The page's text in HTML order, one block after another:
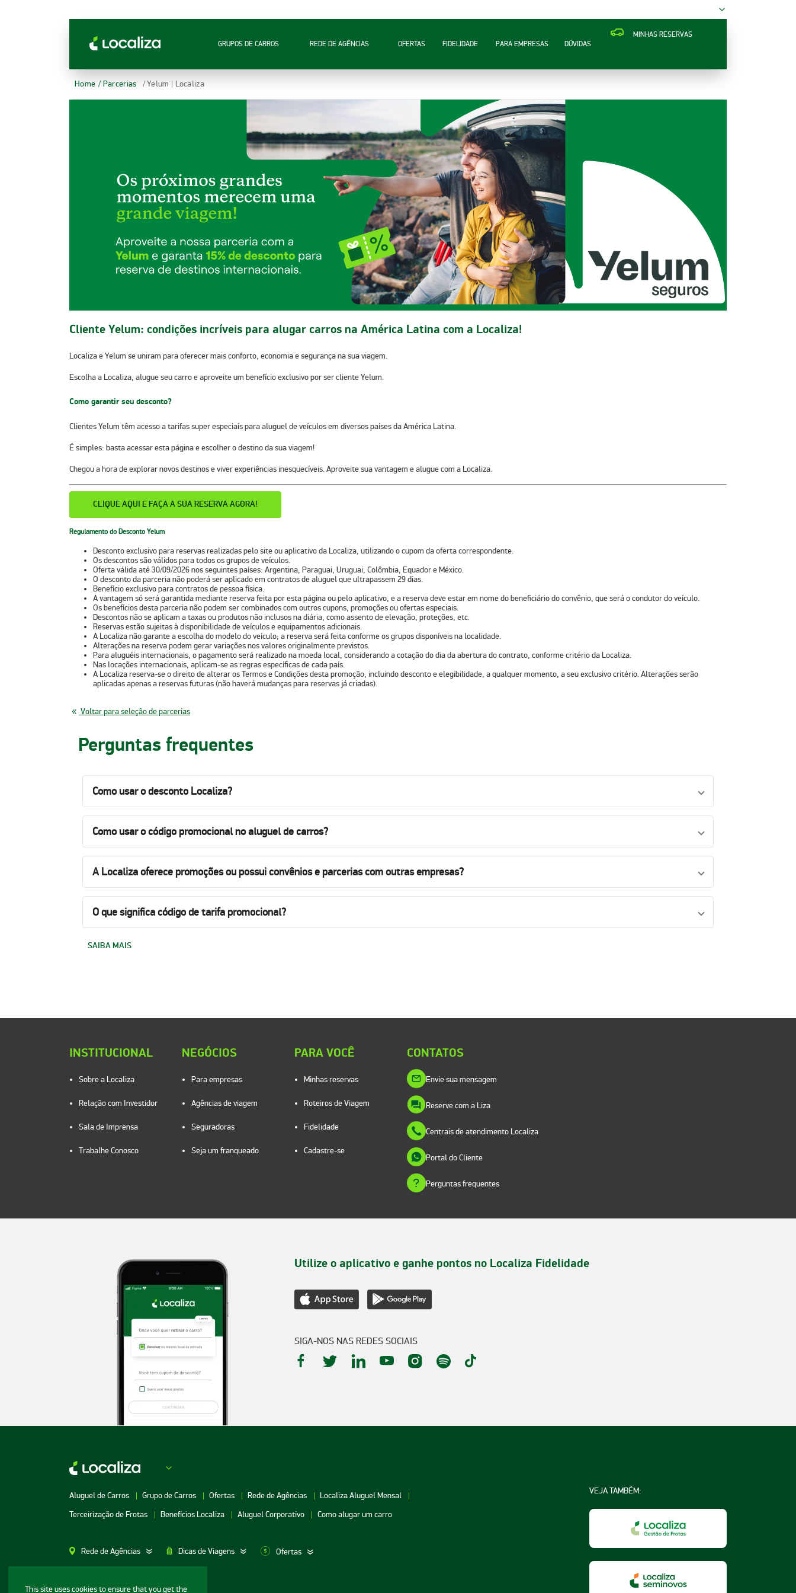
This site uses cookies to ensure that you get the
MINHAS RESERVAS
GRUPOS DE CARROS
REDE DE AGÊNCIAS OFERTAS FIDELIDADE PARA EMPRESAS DÚVIDAS
Home / Parcerias / Yelum | Localiza
Cliente Yelum: condições incríveis para alugar carros na América Latina com a Localiza!
Localiza e Yelum se uniram para oferecer mais conforto, economia e segurança na sua viagem.
Escolha a Localiza, alugue seu carro e aproveite um benefício exclusivo por ser cliente Yelum.
Como garantir seu desconto?
ClientesYelum têm acesso a tarifas superespeciaispara aluguel de veículos em diversos países daAmérica Latina.
É simples: basta acessar esta página e escolher o destino da sua viagem!
Chegou a hora de explorar novos destinos e viver experiências inesquecíveis. Aproveite sua vantagem e alugue com a Localiza.
CLIQUE AQUI E FAÇA A SUA RESERVA AGORA!
Regulamento do Desconto Yelum
Desconto exclusivo para reservas realizadas pelo site ou aplicativo da Localiza, utilizando o cupom da oferta correspondente.
Os descontos são válidos para todos os grupos de veículos.
Oferta válida até30/09/2026nos seguintes países: Argentina, Paraguai, Uruguai, Colômbia, Equador e México.
O desconto da parceria não poderá ser aplicado em contratos de aluguel que ultrapassem 29 dias.
Benefício exclusivo para contratos de pessoa física.
A vantagem só será garantida mediante reserva feita por esta página ou pelo aplicativo, e a reserva deve estar em nome do beneficiário do convênio, que será o condutor do veículo.
Os benefícios desta parceria não podem ser combinados com outros cupons, promoções ou ofertas especiais.
Descontos não se aplicam a taxas ou produtos não inclusos na diária, como assento de elevação, proteções, etc.
Reservas estão sujeitas à disponibilidade de veículos e equipamentos adicionais.
A Localiza não garante a escolha do modelo do veículo; a reserva será feita conforme os grupos disponíveis na localidade.
Alterações na reserva podem gerar variações nos valores originalmente previstos.
Para aluguéis internacionais, o pagamento será realizado na moeda local, considerando a cotação do dia da abertura do contrato, conforme critério da Localiza.
Nas locações internacionais, aplicam-se as regras específicas de cada país.
A Localiza reserva-se o direito de alterar os Termos e Condições desta promoção, incluindo desconto e elegibilidade, a qualquer momento, a seu exclusivo critério. Alterações serão
aplicadas apenas a reservas futuras (não haverá mudanças para reservas já criadas).
Voltar para seleção de parcerias
Perguntas frequentes
Como usar o desconto Localiza?
Como usar o código promocional no aluguel de carros?
A Localiza oferece promoções ou possui convênios e parcerias com outras empresas?
O que significa código de tarifa promocional?
SAIBA MAIS
INSTITUCIONAL
Sobre a Localiza
Relação com Investidor
Sala de Imprensa
Trabalhe Conosco
NEGÓCIOS
Para empresas
Agências de viagem
Seguradoras
Seja um franqueado
PARA VOCÊ
Minhas reservas
Roteiros de Viagem
Fidelidade
Cadastre-se
CONTATOS
Envie sua mensagem
Reserve com a Liza
Centrais de atendimento Localiza
Portal do Cliente
Perguntas frequentes
Utilize o aplicativo e ganhe pontos no Localiza Fidelidade
SIGA-NOS NAS REDES SOCIAIS
Aluguel de Carros Grupo de Carros Ofertas Rede de Agências
Localiza Aluguel Mensal
Terceirização de Frotas
Benefícios Localiza Aluguel Corporativo Como alugar um carro
Rede de Agências Dicas de Viagens Ofertas
Aluguel de Carros SP
VEJA TAMBÉM: